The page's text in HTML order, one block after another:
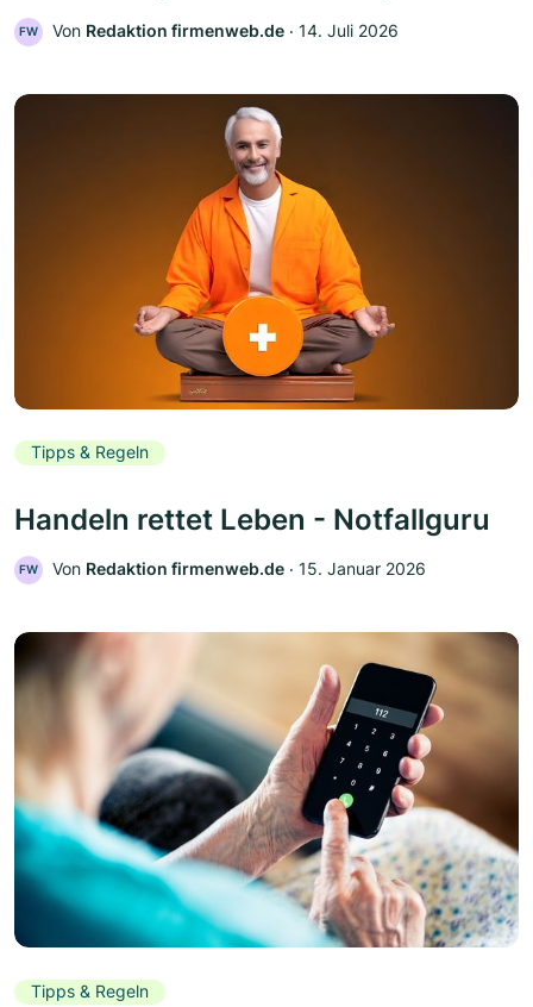
FW Von Redaktion firmenweb.de ‧ 14. Juli 2026
Tipps & Regeln
Handeln rettet Leben - Notfallguru
FW Von Redaktion firmenweb.de ‧ 15. Januar 2026
Tipps & Regeln